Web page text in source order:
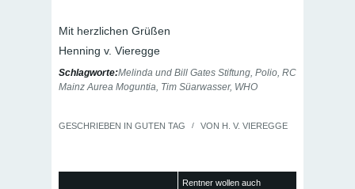
Mit herzlichen Grüßen
Henning v. Vieregge
Schlagworte:Melinda und Bill Gates Stiftung Polio RC
Mainz Aurea Moguntia Tim Süarwasser, WHO
GESCHRIEBEN IN GUTEN TAG / VON H. V. VIEREGGE
Rentner wollen auch